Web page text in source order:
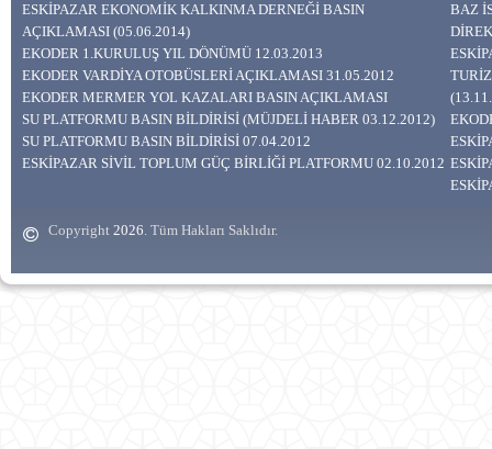
ESKİPAZAR EKONOMİK KALKINMA DERNEĞİ BASIN
AÇIKLAMASI (05.06.2014)
EKODER 1.KURULUŞ YIL DÖNÜMÜ 12.03.2013
EKODER VARDİYA OTOBÜSLERİ AÇIKLAMASI 31.05.2012
EKODER MERMER YOL KAZALARI BASIN AÇIKLAMASI
SU PLATFORMU BASIN BİLDİRİSİ (MÜJDELİ HABER 03.12.2012)
SU PLATFORMU BASIN BİLDİRİSİ 07.04.2012
ESKİPAZAR SİVİL TOPLUM GÜÇ BİRLİĞİ PLATFORMU 02.10.2012
BAZ
Copyright 2026 . Tüm Hakları Saklıdır.